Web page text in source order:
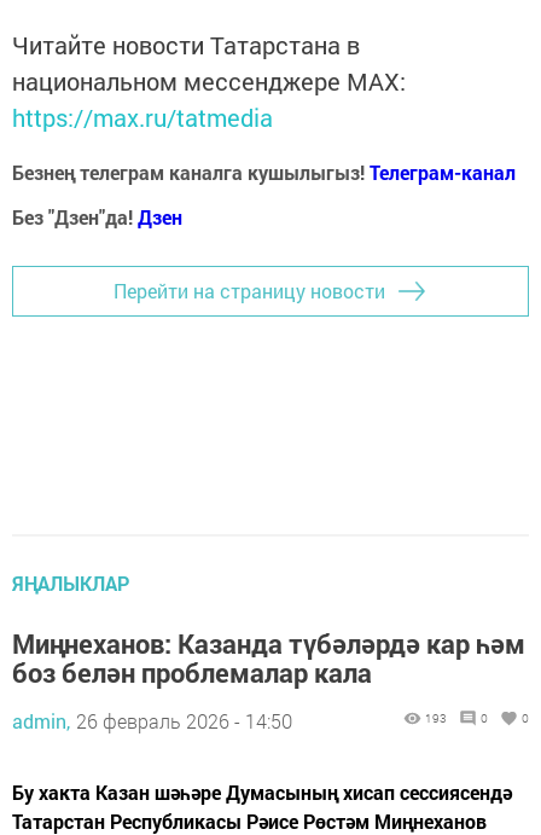
Читайте новости Татарстана в
национальном мессенджере MАХ:
https://max.ru/tatmedia
Безнең телеграм каналга кушылыгыз!Телеграм-канал
Без "Дзен"да!Дзен
Перейти на страницу новости
ЯҢАЛЫКЛАР
Миңнеханов: Казанда түбәләрдә кар һәм
боз белән проблемалар кала
admin, 26 февраль 2026 - 14:50 193 0 0
Бу хакта Казан шәһәре Думасының хисап сессиясендә
Татарстан Республикасы Рәисе Рөстәм Миңнеханов